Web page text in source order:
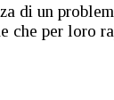
di un
che per loro